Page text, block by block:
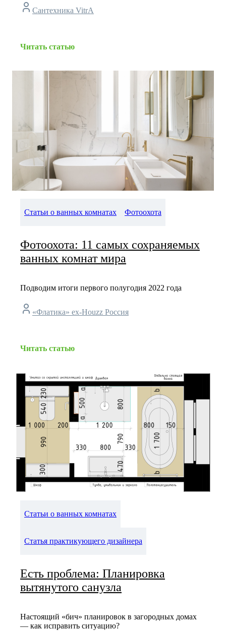
Сантехника VitrA
Читать статью
Статьи о ванных комнатах Фотоохота
Фотоохота: 11 самых сохраняемых
ванных комнат мира
Подводим итоги первого полугодия 2022 года
«Флатика» ex-Houzz Россия
Читать статью
Статьи о ванных комнатах
Статья практикующего дизайнера
Есть проблема: Планировка
вытянутого санузла
Настоящий «бич» планировок в загородных домах
— как исправить ситуацию?